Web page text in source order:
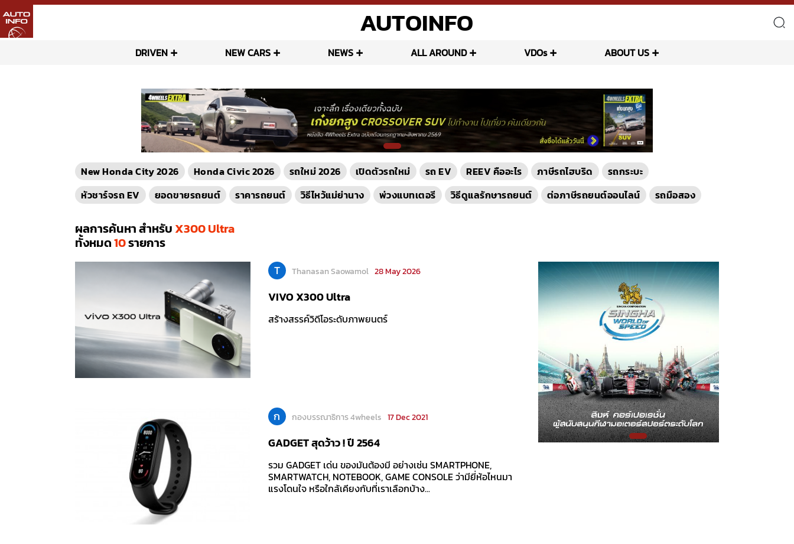
AUTOINFO
DRIVEN NEW CARS NEWS ALL AROUND VDOs ABOUT US
New Honda City 2026 Honda Civic 2026 รถใหม่ 2026 เปิดตัวรถใหม่ รถ EV REEV คืออะไร ภาษีรถไฮบริด
รถกระบะ
หัวชาร์จรถ EV
ยอดขายรถยนต์ ราคารถยนต์ วิธีไหว้แม่ย่านาง พ่วงแบทเตอรี วิธีดูแลรักษารถยนต์ ต่อภาษีรถยนต์ออนไลน์ รถมือสอง
ผลการค้นหา สำหรับ X300 Ultra
ทั้งหมด10รายการ
T Thanasan Saowamol 28 May 2026
VIVO X300 Ultra
สร้างสรรค์วิดีโอระดับภาพยนตร์
ก กองบรรณาธิการ 4wheels 17 Dec 2021
GADGET สุดว้าว ! ปี 2564
รวม GADGET เด่น ของมันต้องมี อย่างเช่น SMARTPHONE,
SMARTWATCH, NOTEBOOK, GAME CONSOLE ว่ามียี่ห้อไหนมา
แรงโดนใจ หรือใกล้เคียงกับที่เราเลือกบ้าง...